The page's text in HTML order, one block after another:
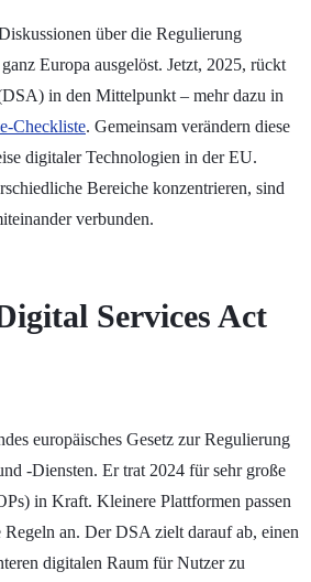
über die Regulierung
Europa ausgelöst. Jetzt, 2025, rückt
in den Mittelpunkt – mehr dazu in
Checkliste. Gemeinsam verändern diese
digitaler Technologien in der EU.
Bereiche konzentrieren, sind
verbunden.
Services Act
europäisches Gesetz zur Regulierung
-Diensten. Er trat 2024 für sehr große
in Kraft. Kleinere Plattformen passen
Regeln an. Der DSA zielt darauf ab, einen
digitalen Raum für Nutzer zu